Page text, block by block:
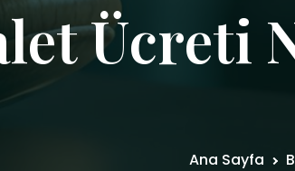
Ücreti
Ana Sayfa